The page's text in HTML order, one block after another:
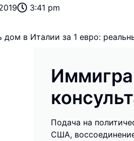
3:41 pm
дом в Италии за 1 евро:
Подача на
США,